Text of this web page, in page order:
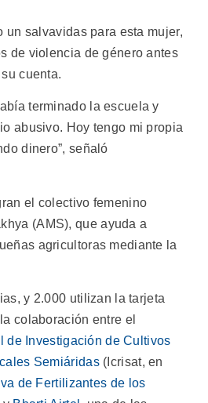
un salvavidas para esta mujer,
de violencia de género antes
cuenta.
terminado la escuela y
abusivo. Hoy tengo mi propia
dinero”, señaló
el colectivo femenino
(AMS), que ayuda a
agricultoras mediante la
y 2.000 utilizan la tarjeta
colaboración entre el
de Investigación de Cultivos
Semiáridas(Icrisat, en
de Fertilizantes de los